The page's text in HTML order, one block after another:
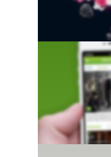
Classic·
Brochures·